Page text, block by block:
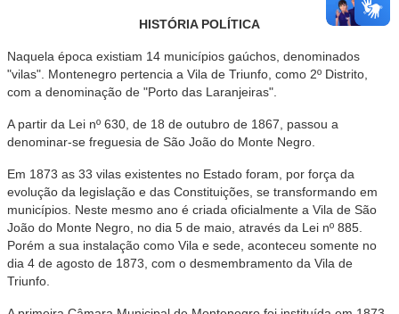
HISTÓRIA POLÍTICA
Naquela época existiam 14 municípios gaúchos, denominados
"vilas". Montenegro pertencia a Vila de Triunfo, como 2º Distrito,
com a denominação de "Porto das Laranjeiras".
A partir da Lei nº 630, de 18 de outubro de 1867, passou a
denominar-se freguesia de São João do Monte Negro.
Em 1873 as 33 vilas existentes no Estado foram, por força da
evolução da legislação e das Constituições, se transformando em
municípios. Neste mesmo ano é criada oficialmente a Vila de São
João do Monte Negro, no dia 5 de maio, através da Lei nº 885.
Porém a sua instalação como Vila e sede, aconteceu somente no
dia 4 de agosto de 1873, com o desmembramento da Vila de
Triunfo.